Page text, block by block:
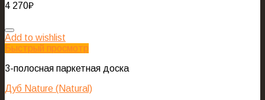
4 270₽
Add to wishlist
Быстрый просмотр
3-полосная паркетная доска
Дуб Nature (Natural)